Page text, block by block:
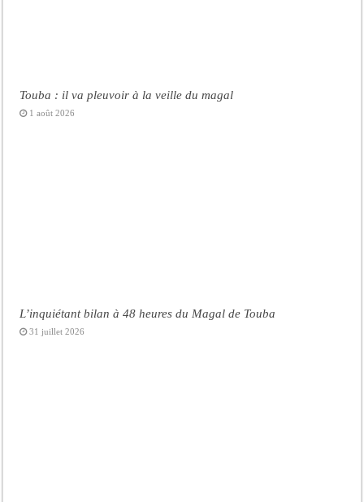
Touba : il va pleuvoir à la veille du magal
1 août 2026
L’inquiétant bilan à 48 heures du Magal de Touba
31 juillet 2026